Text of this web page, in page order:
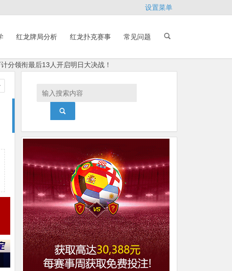
设置菜单
红龙牌局分析 红龙扑克赛事 常见问题
分领衔最后13人开启明日大决战！